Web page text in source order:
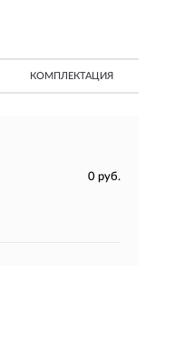
КОМПЛЕКТАЦИЯ
0 руб.